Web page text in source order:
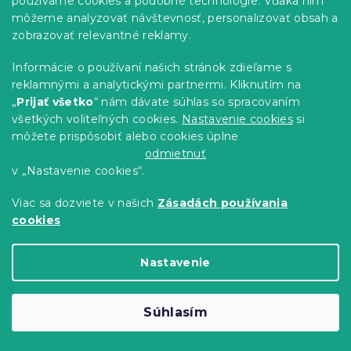
môžeme analyzovať návštevnosť, personalizovať obsah a
zobrazovať relevantné reklamy.
Informácie o používaní našich stránok zdieľame s
reklamnými a analytickými partnermi. Kliknutím na
„Prijať všetko“ nám dávate súhlas so spracovaním
všetkých voliteľných cookies. Nastavenie cookies si
môžete prispôsobiť alebo cookies úplne
odmietnuť
v „Nastavenie cookies“.
Viac sa dozviete v našich Zásadách používania
cookies
Nastavenie
Súhlasím
-15 % s kódom:
MINUS15
Svietiace bavlnené obliečky DEŇ V
PARÍŽI, NOC V LONDÝNE biele
Skladom(>10 ks)